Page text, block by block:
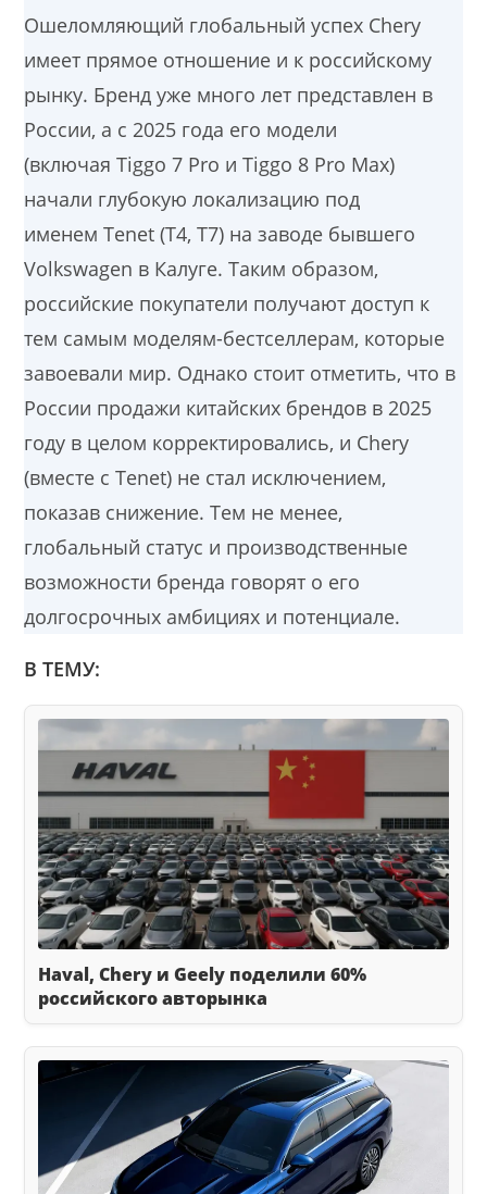
Ошеломляющий глобальный успех Chery
имеет прямое отношение и к российскому
рынку. Бренд уже много лет представлен в
России, а с 2025 года его модели
(включая Tiggo 7 Pro и Tiggo 8 Pro Max)
начали глубокую локализацию под
именем Tenet (T4, T7) на заводе бывшего
Volkswagen в Калуге. Таким образом,
российские покупатели получают доступ к
тем самым моделям-бестселлерам, которые
завоевали мир. Однако стоит отметить, что в
России продажи китайских брендов в 2025
году в целом корректировались, и Chery
(вместе с Tenet) не стал исключением,
показав снижение. Тем не менее,
глобальный статус и производственные
возможности бренда говорят о его
долгосрочных амбициях и потенциале.
В ТЕМУ:
Haval, Chery и Geely поделили 60%
российского авторынка